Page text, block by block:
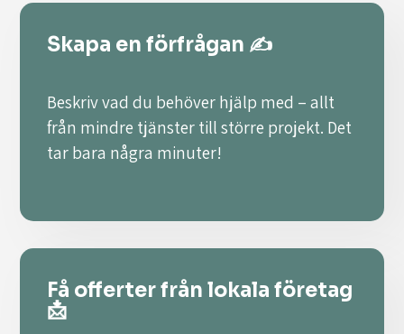
Skapa en förfrågan ✍️
Beskriv vad du behöver hjälp med – allt
från mindre tjänster till större projekt. Det
tar bara några minuter!
Få offerter från lokala företag
📩